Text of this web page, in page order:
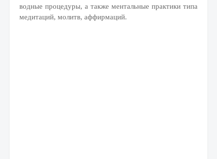
водные процедуры, а также ментальные практики типа
медитаций, молитв, аффирмаций.